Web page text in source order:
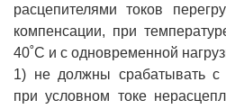
расцепителями токов
компенсации, при
40˚С и с одновременной
1) не должны срабатывать с
при условном токе